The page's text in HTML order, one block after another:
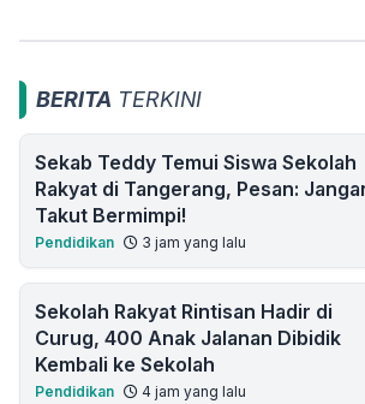
BERITA TERKINI
Sekab Teddy Temui Siswa Sekolah
Rakyat di Tangerang, Pesan:
Takut Bermimpi!
Pendidikan 3 jam yang lalu
Sekolah Rakyat Rintisan Hadir di
Curug, 400 Anak Jalanan Dibidik
Kembali ke Sekolah
Pendidikan 4 jam yang lalu